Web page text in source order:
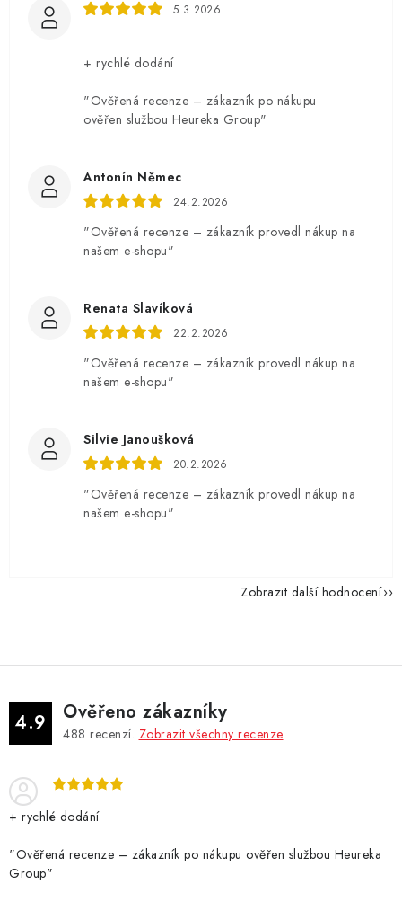
5.3.2026
+ rychlé dodání
"Ověřená recenze – zákazník po nákupu
ověřen službou Heureka Group"
Antonín Němec
24.2.2026
"Ověřená recenze – zákazník provedl nákup na
našem e-shopu"
Renata Slavíková
22.2.2026
"Ověřená recenze – zákazník provedl nákup na
našem e-shopu"
Silvie Janoušková
20.2.2026
"Ověřená recenze – zákazník provedl nákup na
našem e-shopu"
Zobrazit další hodnocení
4.9 Ověřeno zákazníky
488 recenzí. Zobrazit všechny recenze
+ rychlé dodání
"Ověřená recenze – zákazník po nákupu ověřen službou Heureka
Group"